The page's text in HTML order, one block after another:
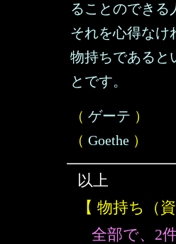
ることのできる
それを心得なけ
物持ちであると
とです。
（ ゲーテ ）
（ Goethe ）
以上
【 物持ち（
全部で、2